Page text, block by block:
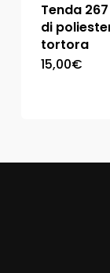
Tenda
di
tortora
15,00€